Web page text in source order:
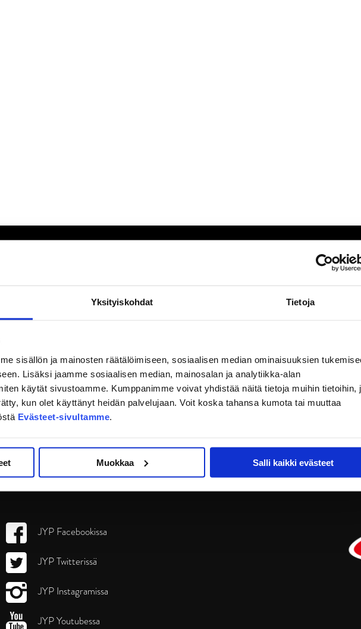
Yksityiskohdat Tietoja
sisällön ja mainosten räätälöimiseen, sosiaalisen median ominaisuuksien
Lisäksi jaamme sosiaalisen median, mainosalan ja analytiikka-alan
käytät sivustoamme. Kumppanimme voivat yhdistää näitä tietoja muihin tietoihin,
kun olet käyttänyt heidän palvelujaan. Voit koska tahansa kumota tai muuttaa
Evästeet-sivultamme.
Muokkaa Salli kaikki evästeet
JYP Facebookissa
JYP Twitterissä
JYP Instagramissa
JYP Youtubessa